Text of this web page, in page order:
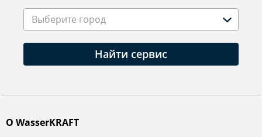
Выберите город
Найти сервис
О WasserKRAFT